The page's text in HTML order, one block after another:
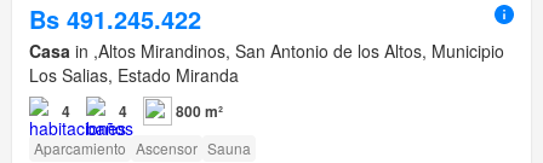
Bs 491.245.422
Casa in ,Altos Mirandinos, San Antonio de los Altos, Municipio
Los Salias, Estado Miranda
4 4 800 m²
Aparcamiento Ascensor Sauna